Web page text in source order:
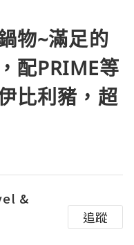
物~滿足的
配PRIME等
比利豬，超
&
追蹤